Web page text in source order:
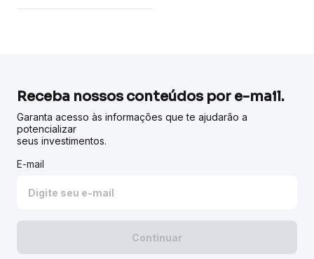
Receba nossos conteúdos por e-mail.
Garanta acesso às informações que te ajudarão a
potencializar
seus investimentos.
E-mail
Continuar